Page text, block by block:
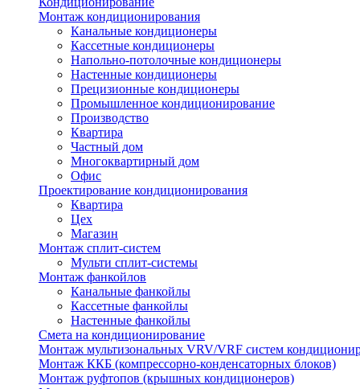
Монтаж кондиционирования
Канальные кондиционеры
Кассетные кондиционеры
Напольно-потолочные кондиционеры
Настенные кондиционеры
Прецизионные кондиционеры
Промышленное кондиционирование
Производство
Квартира
Частный дом
Многоквартирный дом
Офис
Проектирование кондиционирования
Квартира
Цех
Магазин
Монтаж сплит-систем
Мульти сплит-системы
Монтаж фанкойлов
Канальные фанкойлы
Кассетные фанкойлы
Настенные фанкойлы
Смета на кондиционирование
Монтаж мультизональных VRV/VRF систем
Монтаж ККБ (компрессорно-конденсаторных блоков)
Монтаж руфтопов (крышных кондиционеров)